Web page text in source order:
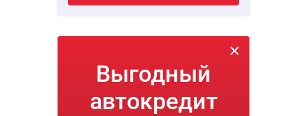
Выгодный
автокредит